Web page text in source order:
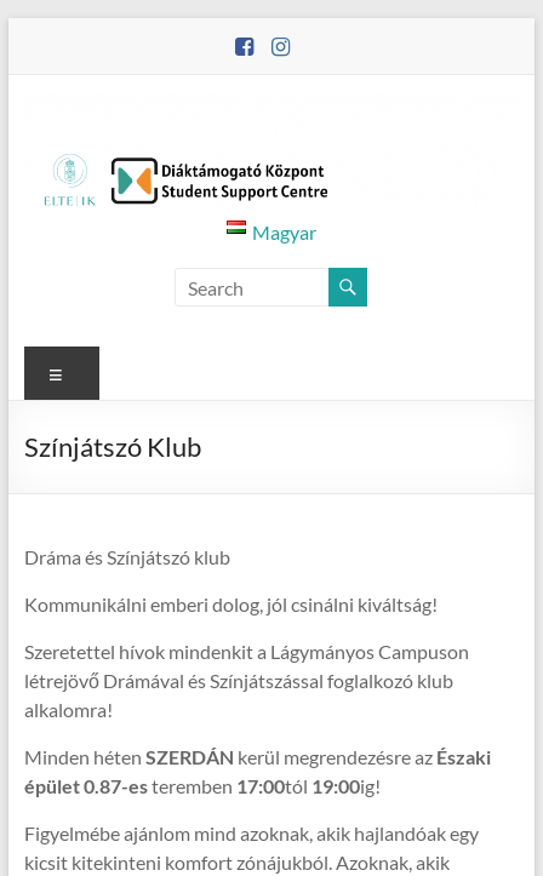
Diáktámogató
–
Student
Support
Centre
Magyar
Színjátszó Klub
Dráma és Színjátszó klub
Kommunikálni emberi dolog, jól csinálni kiváltság!
Szeretettel hívok mindenkit a Lágymányos Campuson
létrejövő Drámával és Színjátszással foglalkozó klub
alkalomra!
Minden héten SZERDÁN kerül megrendezésre az Északi
épület 0.87-esteremben 17:00tól 19:00ig!
Figyelmébe ajánlom mind azoknak, akik hajlandóak egy
kicsit kitekinteni komfort zónájukból. Azoknak, akik